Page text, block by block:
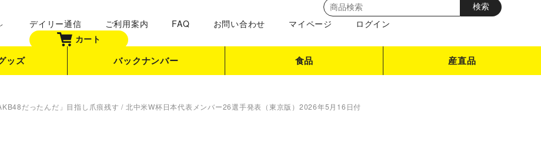
デイリー通信 ご利用案内 FAQ お問い合わせ マイページ
ログイン
カート
ッズ バックナンバー 食品 産直品
だったんだ」目指し爪痕残す / 北中米W杯日本代表メンバー26選手発表（東京版）2026年5月16日付